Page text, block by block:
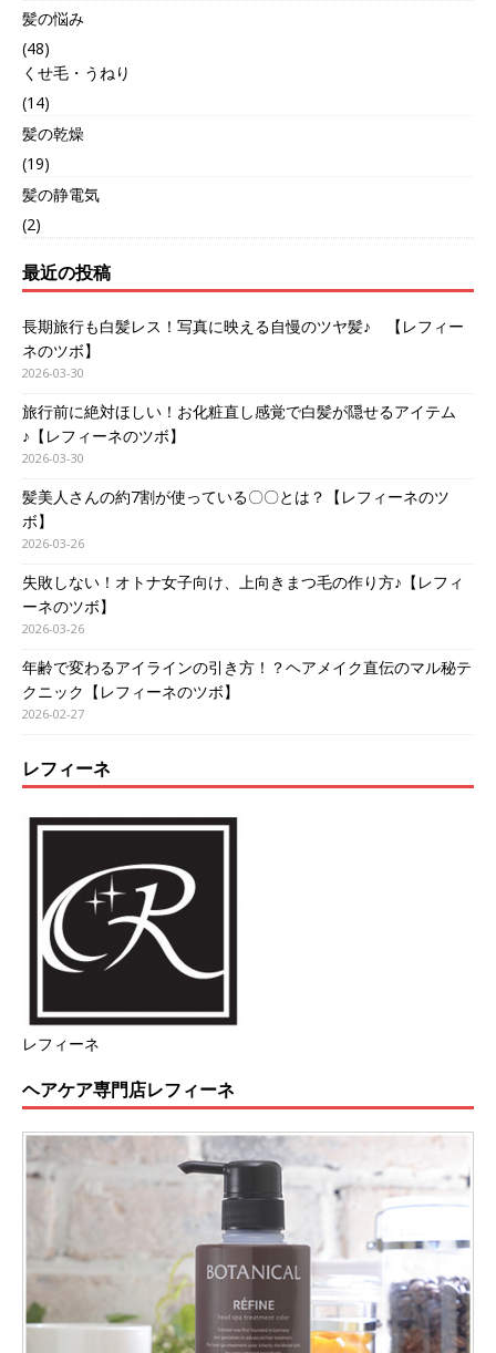
髪の悩み
(48)
くせ毛・うねり
(14)
髪の乾燥
(19)
髪の静電気
(2)
最近の投稿
長期旅行も白髪レス！写真に映える自慢のツヤ髪♪ 【レフィー
ネのツボ】
2026-03-30
旅行前に絶対ほしい！お化粧直し感覚で白髪が隠せるアイテム
♪【レフィーネのツボ】
2026-03-30
髪美人さんの約7割が使っている〇〇とは？【レフィーネのツ
ボ】
2026-03-26
失敗しない！オトナ女子向け、上向きまつ毛の作り方♪【レフィ
ーネのツボ】
2026-03-26
年齢で変わるアイラインの引き方！？ヘアメイク直伝のマル秘テ
クニック【レフィーネのツボ】
2026-02-27
レフィーネ
レフィーネ
ヘアケア専門店レフィーネ